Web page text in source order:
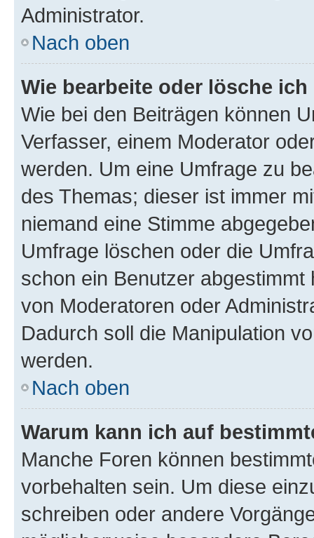
Administrator.
Nach oben
Wie bearbeite oder lösche
Wie bei den Beiträgen können
Verfasser, einem Moderator
werden. Um eine Umfrage zu
des Themas; dieser ist immer
niemand eine Stimme
Umfrage löschen oder die
schon ein Benutzer
von Moderatoren oder
Dadurch soll die Manipulation
werden.
Nach oben
Warum kann ich auf
Manche Foren können
vorbehalten sein. Um diese
schreiben oder andere